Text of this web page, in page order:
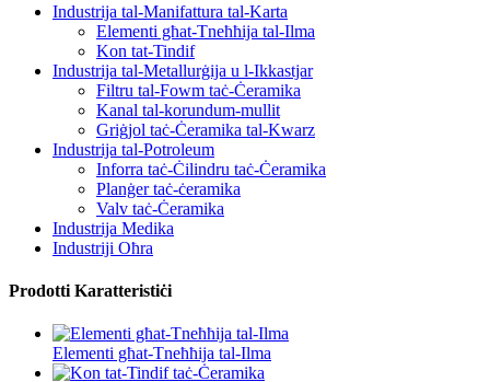
Industrija tal-Manifattura tal-Karta
Elementi għat-Tneħħija tal-Ilma
Kon tat-Tindif
Industrija tal-Metallurġija u l-Ikkastjar
Filtru tal-Fowm taċ-Ċeramika
Kanal tal-korundum-mullit
Griġjol taċ-Ċeramika tal-Kwarz
Industrija tal-Potroleum
Inforra taċ-Ċilindru taċ-Ċeramika
Planġer taċ-ċeramika
Valv taċ-Ċeramika
Industrija Medika
Industriji Oħra
Prodotti Karatteristiċi
Elementi għat-Tneħħija tal-Ilma